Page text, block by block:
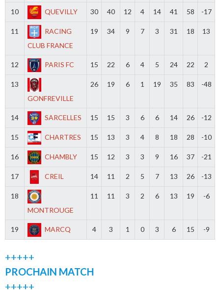
10 QUEVILLY 30 40 12 4 14 41 58 -17
11
RACING
CLUB FRANCE
19 34 9 7 3 31 18 13
12 PARIS FC 15 22 6 4 5 24 22 2
13
GONFREVILLE
26 19 6 1 19 35 83 -48
14 SARCELLES 15 15 3 6 6 14 26 -12
15 CHARTRES 15 13 3 4 8 18 28 -10
16 CHAMBLY 15 12 3 3 9 16 37 -21
17 CREIL 14 11 2 5 7 13 26 -13
18
MONTROUGE
11 11 3 2 6 13 19 -6
19 MARCQ 4 3 1 0 3 6 15 -9
+++++
PROCHAIN MATCH
+++++